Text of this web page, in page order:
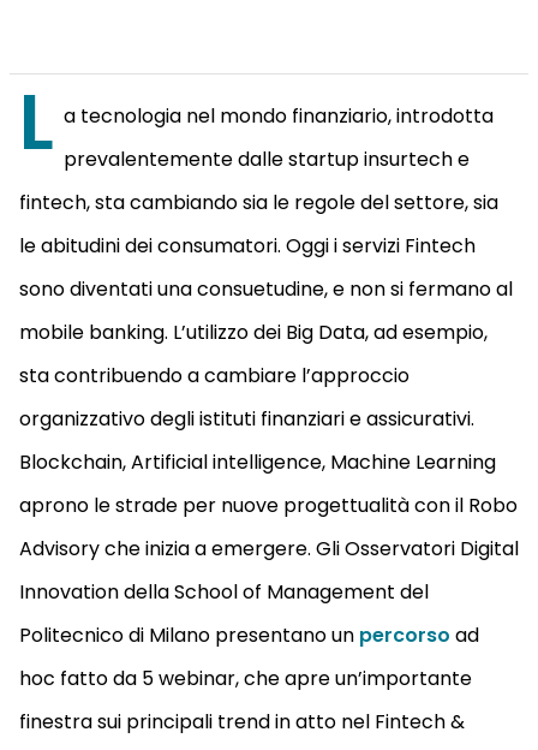
L a tecnologia nel mondo finanziario, introdotta
prevalentemente dalle startup insurtech e
fintech, sta cambiando sia le regole del settore, sia
le abitudini dei consumatori. Oggi i servizi Fintech
sono diventati una consuetudine, e non si fermano al
mobile banking. L’utilizzo dei Big Data, ad esempio,
sta contribuendo a cambiare l’approccio
organizzativo degli istituti finanziari e assicurativi.
Blockchain, Artificial intelligence, Machine Learning
aprono le strade per nuove progettualità con il Robo
Advisory che inizia a emergere. Gli Osservatori Digital
Innovation della School of Management del
Politecnico di Milano presentano un percorso ad
hoc fatto da 5 webinar, che apre un’importante
finestra sui principali trend in atto nel Fintech &